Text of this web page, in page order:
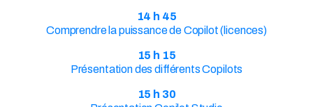
14 h 45
Comprendre la puissance de Copilot (licences)
15 h 15
Présentation des différents Copilots
15 h 30